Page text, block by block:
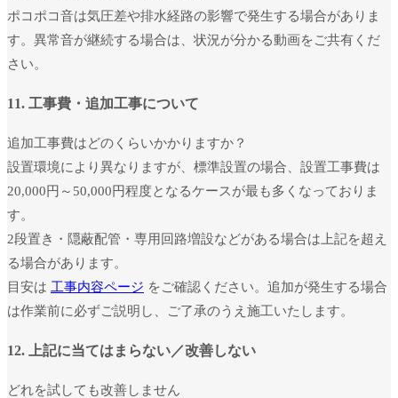
ポコポコ音は気圧差や排水経路の影響で発生する場合がありま
す。異常音が継続する場合は、状況が分かる動画をご共有くだ
さい。
11. 工事費・追加工事について
追加工事費はどのくらいかかりますか？
設置環境により異なりますが、標準設置の場合、設置工事費は
20,000円～50,000円程度となるケースが最も多くなっておりま
す。
2段置き・隠蔽配管・専用回路増設などがある場合は上記を超え
る場合があります。
目安は 工事内容ページ をご確認ください。追加が発生する場合
は作業前に必ずご説明し、ご了承のうえ施工いたします。
12. 上記に当てはまらない／改善しない
どれを試しても改善しません